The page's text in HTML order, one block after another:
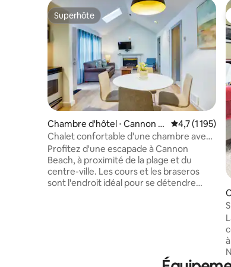
Superhôte
Superhôte
Chambre d'hôtel ⋅ Cannon B
each
Évaluation
4,7 (1 195)
Chalet confortable d'une chambre avec
cuisine à Cannon Beach
Profitez d'une escapade à Cannon
Beach, à proximité de la plage et du
centre-ville. Les cours et les braseros
sont l'endroit idéal pour se détendre
nous contacter si vous avez des
y